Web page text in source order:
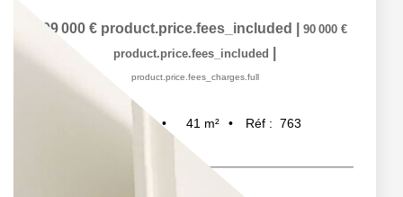
99 000 € product.price.fees_included
90 000 €
product.price.fees_included
product.price.fees_charges.full
pièce(s) 41 m² Réf : 763